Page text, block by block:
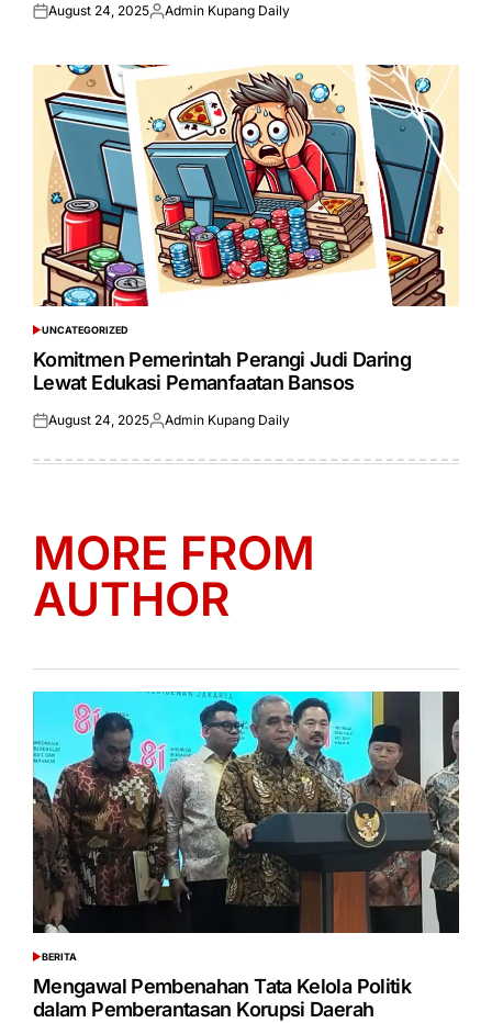
Posted
August 24, 2025Posted
Admin Kupang Daily
POSTED
IN
UNCATEGORIZED
Komitmen Pemerintah Perangi Judi Daring
Lewat Edukasi Pemanfaatan Bansos
Posted
August 24, 2025Posted
Admin Kupang Daily
MORE FROM
AUTHOR
POSTED
IN
BERITA
Mengawal Pembenahan Tata Kelola Politik
dalam Pemberantasan Korupsi Daerah